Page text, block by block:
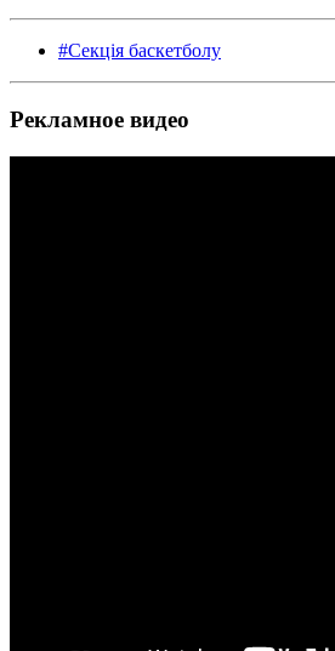
#Секція баскетболу
Рекламное видео